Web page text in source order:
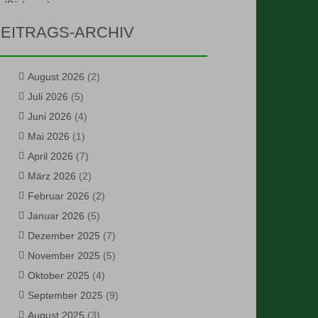
ARCHIV
August 2026 (2)
Juli 2026 (5)
Juni 2026 (4)
Mai 2026 (1)
April 2026 (7)
März 2026 (2)
Februar 2026 (2)
Januar 2026 (5)
Dezember 2025 (7)
November 2025 (5)
Oktober 2025 (4)
September 2025 (9)
August 2025 (3)